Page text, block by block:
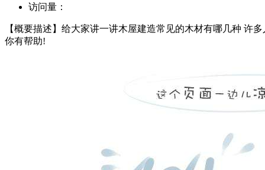
访问量：
【概要描述】 给大家讲一讲木屋建造常见的木材有哪几种 许
你有帮助!